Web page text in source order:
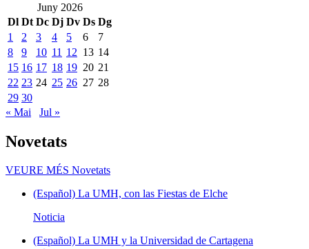
Juny 2026
Dl Dt Dc Dj Dv Ds Dg
1
2 3 4 5 6
7
8
9 10 11 12 13 14
15 16 17 18 19 20 21
22 23 24 25 26 27 28
29 30
« Mai
Jul »
Novetats
VEURE MÉS Novetats
(Español) La UMH, con las Fiestas de Elche
Noticia
(Español) La UMH y la Universidad de Cartagena